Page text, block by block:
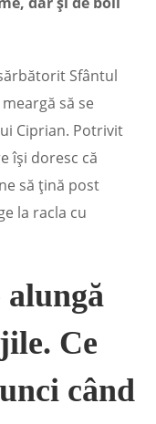
Sfântul
să se
Ciprian. Potrivit
își doresc că
să țină post
la racla cu
alungă
Ce
când